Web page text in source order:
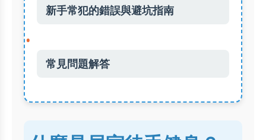
新手常犯的錯誤與避坑指南
常見問題解答